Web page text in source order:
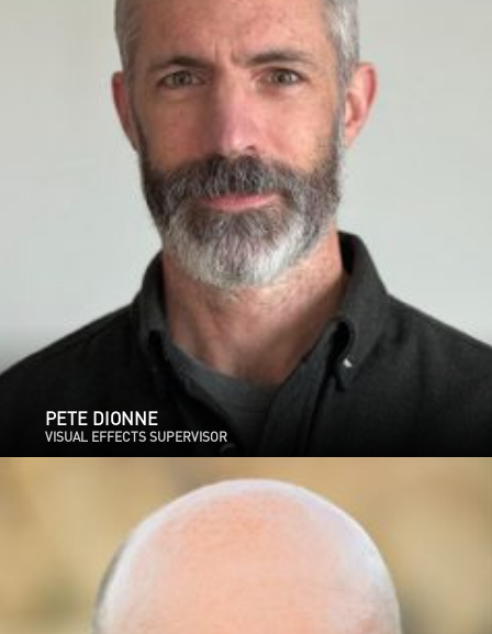
PETE DIONNE
VISUAL EFFECTS SUPERVISOR